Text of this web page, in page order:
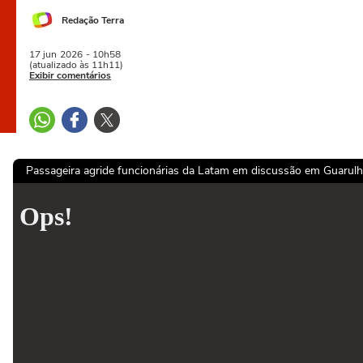
Redação Terra
17 jun 2026 - 10h58
(atualizado às 11h11)
Exibir comentários
Passageira agride funcionárias da Latam em discussão em